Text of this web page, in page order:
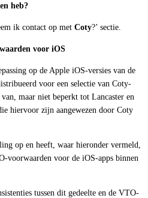
heb?
ik contact op met Coty?’ sectie.
voor iOS
op de Apple iOS-versies van de
voor een selectie van Coty-
maar niet beperkt tot Lancaster en
hiervoor zijn aangewezen door Coty
op en heeft, waar hieronder vermeld,
voorwaarden voor de iOS-apps binnen
tussen dit gedeelte en de VTO-